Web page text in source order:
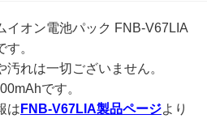
イオン電池パック FNB-V67LIA
。
れは一切ございません。
です。
は FNB-V67LIA製品ページより